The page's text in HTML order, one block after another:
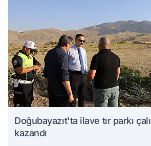
Doğubayazıt'ta ilave tır parkı
kazandı